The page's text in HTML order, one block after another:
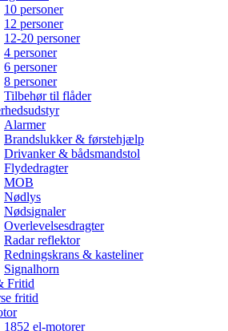
10 personer
12 personer
12-20 personer
4 personer
6 personer
8 personer
Tilbehør til flåder
Alarmer
Brandslukker & førstehjælp
Drivanker & bådsmandstol
Flydedragter
MOB
Nødlys
Nødsignaler
Overlevelsesdragter
Radar reflektor
Redningskrans & kasteliner
Signalhorn
Fritid
fritid
1852 el-motorer